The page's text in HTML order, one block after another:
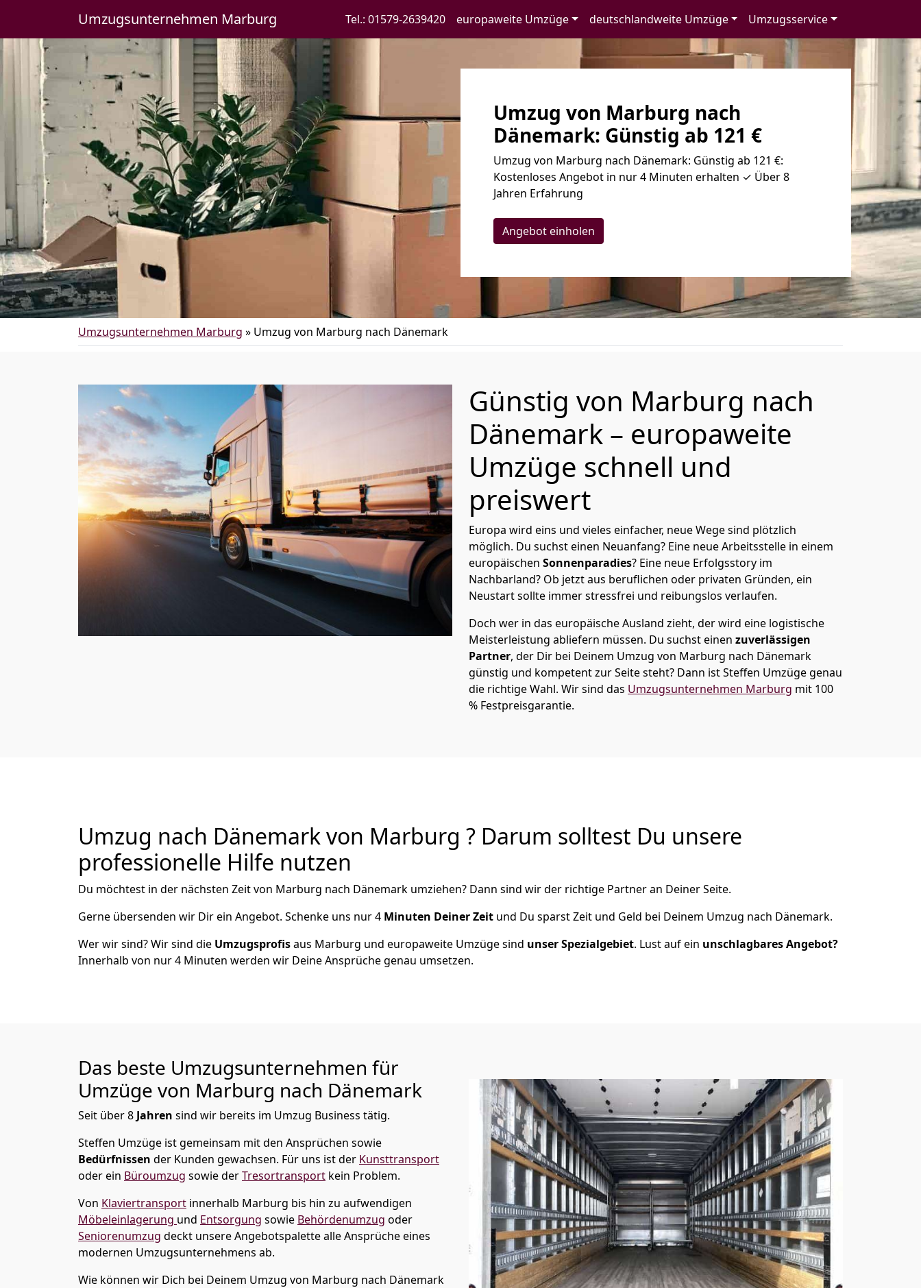
Umzugsunternehmen Marburg Tel.: 01579-2639420 europaweite Umzüge deutschlandweite Umzüge Umzugsservice
Umzug von Marburg nach
Dänemark: Günstig ab 121 €
Umzug von Marburg nach Dänemark: Günstig ab 121 €:
Kostenloses Angebot in nur 4 Minuten erhalten ✓ Über 8
Jahren Erfahrung
Angebot einholen
Umzugsunternehmen Marburg » Umzug von Marburg nach Dänemark
Günstig von Marburg nach
Dänemark – europaweite
Umzüge schnell und
preiswert
Europa wird eins und vieles einfacher, neue Wege sind plötzlich
möglich. Du suchst einen Neuanfang? Eine neue Arbeitsstelle in einem
europäischen Sonnenparadies? Eine neue Erfolgsstory im
Nachbarland? Ob jetzt aus beruflichen oder privaten Gründen, ein
Neustart sollte immer stressfrei und reibungslos verlaufen.
Doch wer in das europäische Ausland zieht, der wird eine logistische
Meisterleistung abliefern müssen. Du suchst einen zuverlässigen
Partner, der Dir bei Deinem Umzug von Marburg nach Dänemark
günstig und kompetent zur Seite steht? Dann istSteffen Umzügegenau
die richtige Wahl. Wir sind das Umzugsunternehmen Marburg mit 100
% Festpreisgarantie.
Umzug nach Dänemark von Marburg ? Darum solltest Du unsere
professionelle Hilfe nutzen
Du möchtest in der nächsten Zeit von Marburg nach Dänemark umziehen? Dann sind wir der richtige Partner an Deiner Seite.
Gerne übersenden wir Dir ein Angebot. Schenke uns nur4 Minuten Deiner Zeit und Du sparst Zeit und Geld bei Deinem Umzug nach Dänemark.
Wer wir sind? Wir sind die Umzugsprofisaus Marburg und europaweite Umzüge sind unser Spezialgebiet. Lust auf ein unschlagbares Angebot?
Innerhalb von nur4 Minuten werden wir Deine Ansprüche genau umsetzen.
Das beste Umzugsunternehmen für
Umzüge von Marburg nach Dänemark
Seit über8 Jahren sind wir bereits im Umzug Business tätig.
Steffen Umzüge ist gemeinsam mit den Ansprüchen sowie
Bedürfnissen der Kunden gewachsen. Für uns ist der Kunsttransport
oder ein Büroumzug sowie derTresortransport kein Problem.
Von Klaviertransport innerhalb Marburg bis hin zu aufwendigen
Möbeleinlagerung und Entsorgung sowie Behördenumzug oder
Seniorenumzug deckt unsere Angebotspalette alle Ansprüche eines
modernen Umzugsunternehmens ab.
Wie können wir Dich bei Deinem Umzug von Marburg nach Dänemark